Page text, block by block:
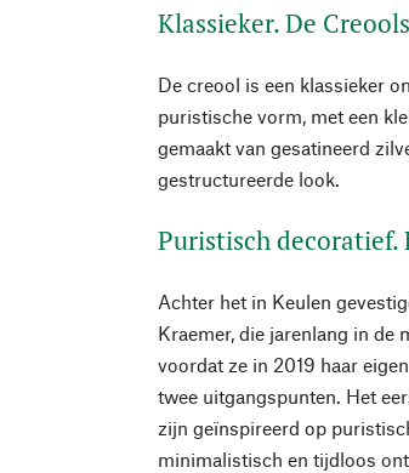
Klassieker. De
De creool is een klassieker
puristische vorm, met een
gemaakt van gesatineerd
gestructureerde look.
Puristisch decoratief.
Achter het in Keulen
Kraemer, die jarenlang in de
voordat ze in 2019 haar
twee uitgangspunten. Het
zijn geïnspireerd op
minimalistisch en tijdloos